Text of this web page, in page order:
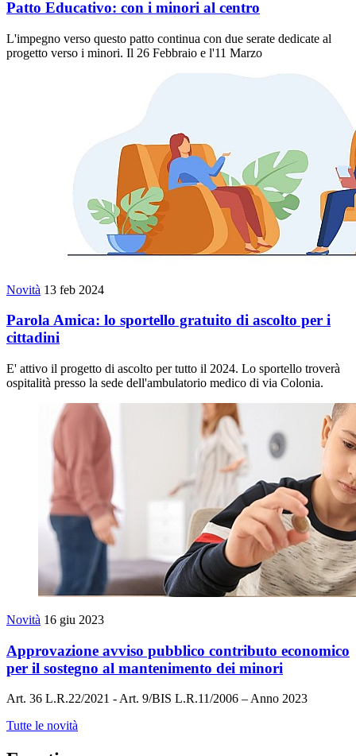
Patto Educativo: con i minori al centro
L'impegno verso questo patto continua con due serate dedicate al
progetto verso i minori. Il 26 Febbraio e l'11 Marzo
Novità 13 feb 2024
Parola Amica: lo sportello gratuito di ascolto per i
cittadini
E' attivo il progetto di ascolto per tutto il 2024. Lo sportello troverà
ospitalità presso la sede dell'ambulatorio medico di via Colonia.
Novità 16 giu 2023
Approvazione avviso pubblico contributo economico
per il sostegno al mantenimento dei minori
Art. 36 L.R.22/2021 - Art. 9/BIS L.R.11/2006 – Anno 2023
Tutte le novità